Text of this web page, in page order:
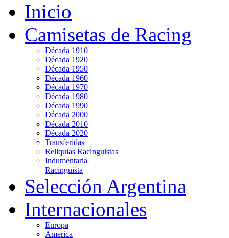
Inicio
Camisetas de Racing
Década 1910
Década 1920
Década 1950
Década 1960
Década 1970
Década 1980
Década 1990
Década 2000
Década 2010
Década 2020
Transferidas
Reliquias Racinguistas
Indumentaria
Racinguista
Selección Argentina
Internacionales
Europa
America